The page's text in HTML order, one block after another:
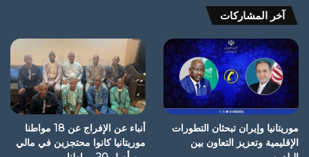
آخر المشاركات
موريتانيا وإيران تبحثان التطورات
الإقليمية وتعزيز التعاون بين
أنباء عن الإفراج عن 18 مواطنا
موريتانيا كانوا محتجزين في مالي